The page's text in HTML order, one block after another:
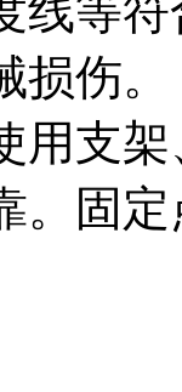
线等
伤。
用支
。固